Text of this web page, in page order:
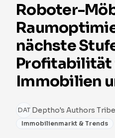
Roboter-
nächste
Profitabilität
Immobilien
DAT Deptho's Authors Tribe
Immobilienmarkt & Trends